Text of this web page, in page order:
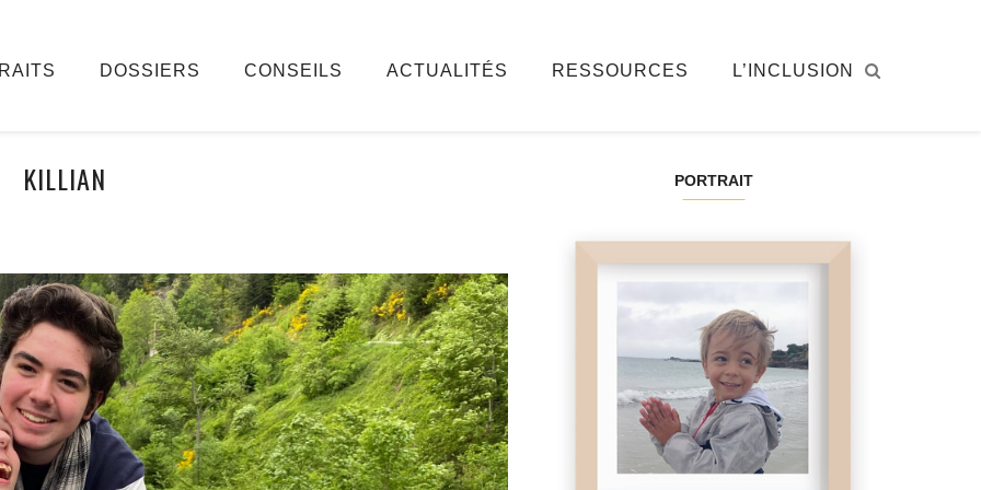
DOSSIERS CONSEILS ACTUALITÉS RESSOURCES L’INCLUSION
KILLIAN PORTRAIT